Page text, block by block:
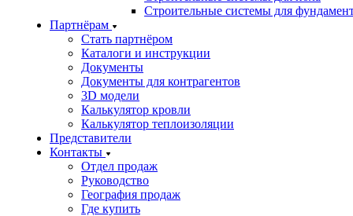
Строительные системы для
Партнёрам
Стать партнёром
Каталоги и инструкции
Документы
Документы для контрагентов
3D модели
Калькулятор кровли
Калькулятор теплоизоляции
Представители
Контакты
Отдел продаж
Руководство
География продаж
Где купить